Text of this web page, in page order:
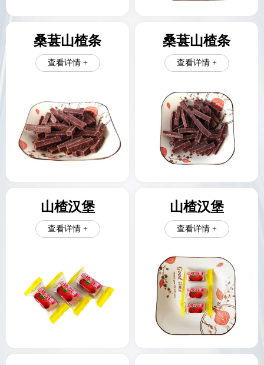
桑葚山楂条
查看详情 +
桑葚山楂条
查看详情 +
山楂汉堡
查看详情 +
山楂汉堡
查看详情 +